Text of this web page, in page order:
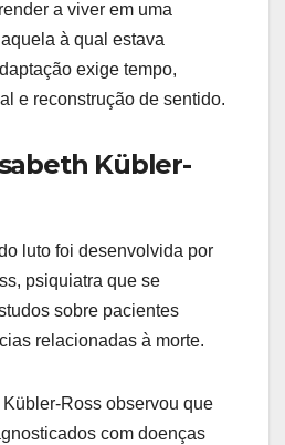
a viver em uma
à qual estava
exige tempo,
e reconstrução de sentido.
Kübler-
luto foi desenvolvida por
psiquiatra que se
sobre pacientes
relacionadas à morte.
Ross observou que
com doenças